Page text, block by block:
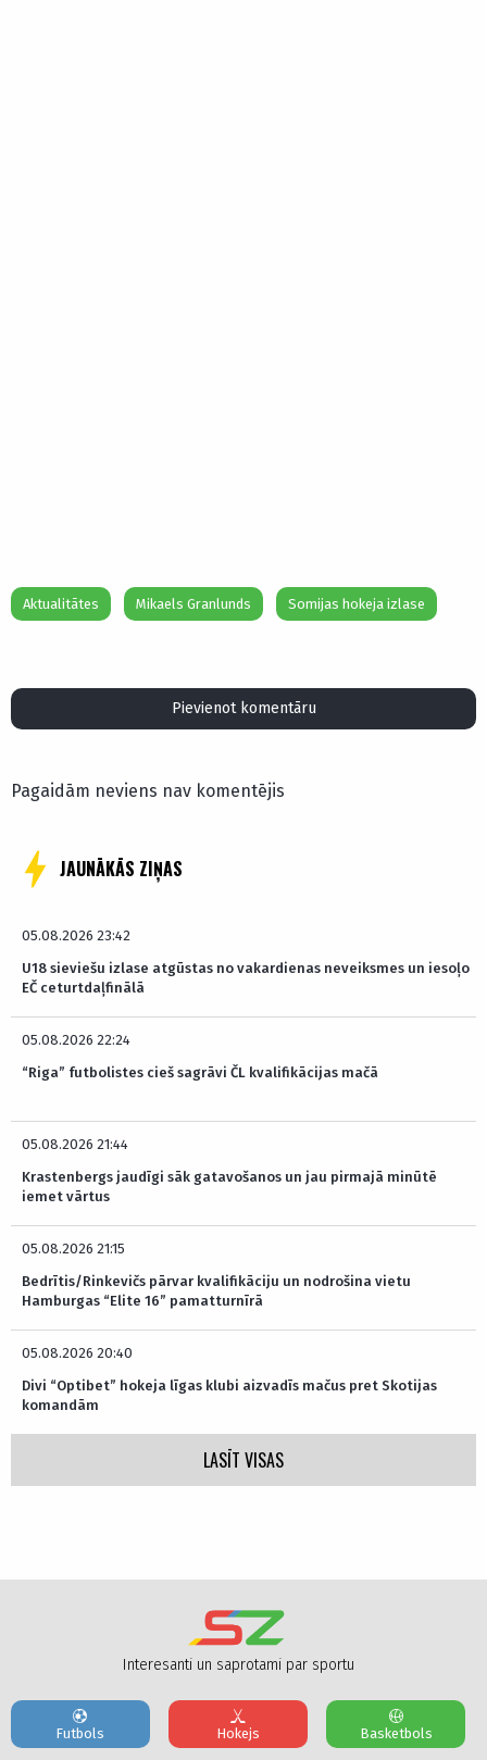
Aktualitātes Mikaels Granlunds Somijas hokeja izlase
Pievienot komentāru
Pagaidām neviens nav komentējis
JAUNĀKĀS ZIŅAS
05.08.2026 23:42
U18 sieviešu izlase atgūstas no vakardienas neveiksmes un iesoļo
EČ ceturtdaļfinālā
05.08.2026 22:24
“Riga” futbolistes cieš sagrāvi ČL kvalifikācijas mačā
05.08.2026 21:44
Krastenbergs jaudīgi sāk gatavošanos un jau pirmajā minūtē
iemet vārtus
05.08.2026 21:15
Bedrītis/Rinkevičs pārvar kvalifikāciju un nodrošina vietu
Hamburgas “Elite 16” pamatturnīrā
05.08.2026 20:40
Divi “Optibet” hokeja līgas klubi aizvadīs mačus pret Skotijas
komandām
LASĪT VISAS
Interesanti un saprotami par sportu
Futbols Hokejs Basketbols